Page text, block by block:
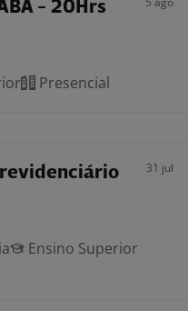
- 20Hrs
Presencial
31 jul
Ensino Superior